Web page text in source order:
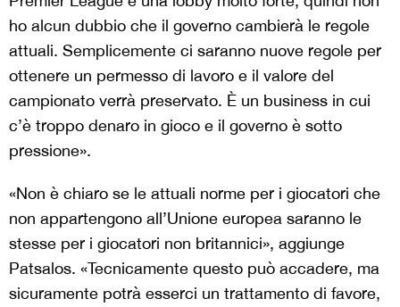
ho alcun dubbio che il governo cambierà le regole
attuali. Semplicemente ci saranno nuove regole per
ottenere un permesso di lavoro e il valore del
campionato verrà preservato. È un business in cui
c’è troppo denaro in gioco e il governo è sotto
pressione».
«Non è chiaro se le attuali norme per i giocatori che
non appartengono all’Unione europea saranno le
stesse per i giocatori non britannici», aggiunge
Patsalos. «Tecnicamente questo può accadere, ma
sicuramente potrà esserci un trattamento di favore,